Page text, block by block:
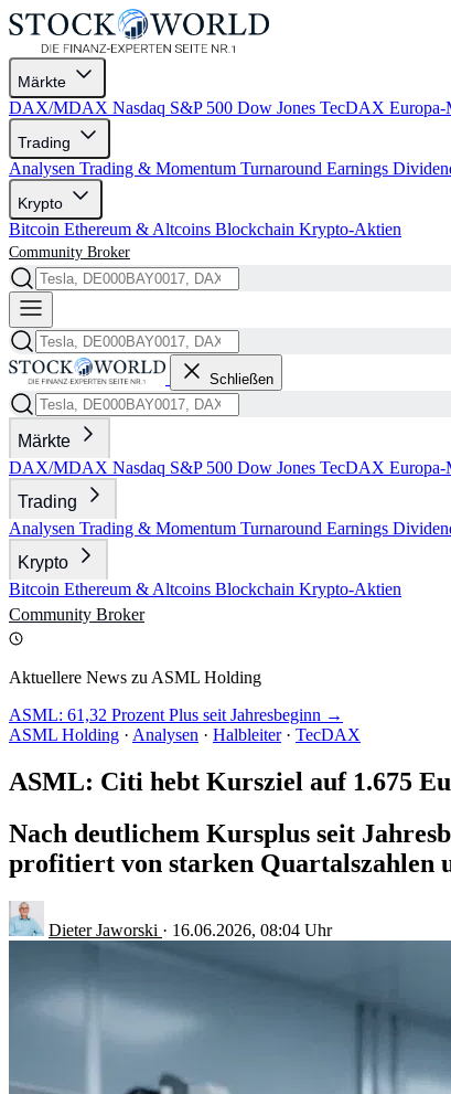
Märkte
DAX/MDAX Nasdaq S&P 500 Dow Jones TecDAX Europa-
Trading
Analysen Trading & Momentum Turnaround Earnings
Krypto
Bitcoin Ethereum & Altcoins Blockchain Krypto-Aktien
Community Broker
Schließen
Märkte
DAX/MDAX Nasdaq S&P 500 Dow Jones TecDAX Europa-
Trading
Analysen Trading & Momentum Turnaround Earnings
Krypto
Bitcoin Ethereum & Altcoins Blockchain Krypto-Aktien
Community Broker
Aktuellere News zu ASML Holding
ASML: 61,32 Prozent Plus seit Jahresbeginn →
ASML Holding · Analysen · Halbleiter · TecDAX
ASML: Citi hebt Kursziel auf 1.675
Nach deutlichem Kursplus seit
profitiert von starken Quartalszahlen
Dieter Jaworski · 16.06.2026, 08:04 Uhr